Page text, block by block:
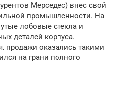
Мерседес) внес свой
промышленности. На
лобовые стекла и
деталей корпуса.
продажи оказались такими
на грани полного